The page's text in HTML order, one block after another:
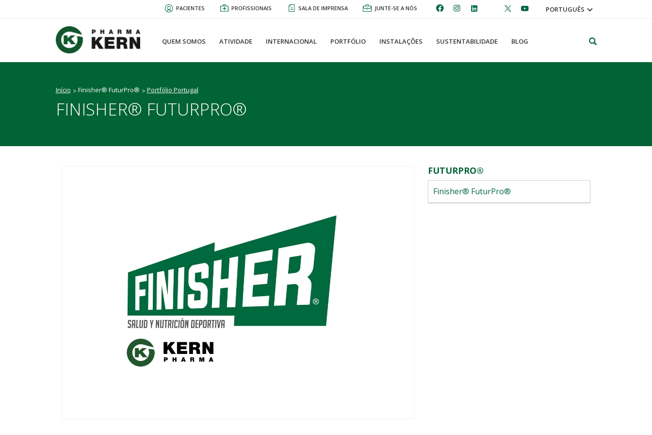
PACIENTES PROFISSIONAIS SALA DE IMPRENSA JUNTE-SE A NÓS PORTUGUÊS
QUEM SOMOS ATIVIDADE INTERNACIONAL PORTFÓLIO INSTALAÇÕES SUSTENTABILIDADE BLOG
Início Finisher® FuturPro® Portfólio Portugal
FINISHER® FUTURPRO®
FUTURPRO®
Finisher® FuturPro®